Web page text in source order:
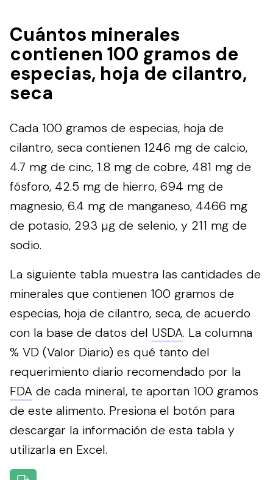
Cuántos minerales
contienen 100 gramos de
especias, hoja de cilantro,
seca
Cada 100 gramos de especias, hoja de
cilantro, seca contienen 1246 mg de calcio,
4.7 mg de cinc, 1.8 mg de cobre, 481 mg de
fósforo, 42.5 mg de hierro, 694 mg de
magnesio, 6.4 mg de manganeso, 4466 mg
de potasio, 29.3 µg de selenio, y 211 mg de
sodio.
La siguiente tabla muestra las cantidades de
minerales que contienen 100 gramos de
especias, hoja de cilantro, seca, de acuerdo
con la base de datos del USDA. La columna
% VD (Valor Diario) es qué tanto del
requerimiento diario recomendado por la
FDA de cada mineral, te aportan 100 gramos
de este alimento. Presiona el botón para
descargar la información de esta tabla y
utilizarla en Excel.